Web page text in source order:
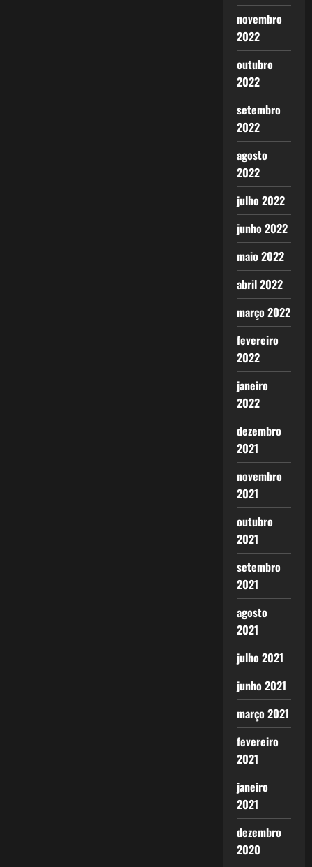
novembro
2022
outubro
2022
setembro
2022
agosto
2022
julho 2022
junho 2022
maio 2022
abril 2022
março 2022
fevereiro
2022
janeiro
2022
dezembro
2021
novembro
2021
outubro
2021
setembro
2021
agosto
2021
julho 2021
junho 2021
março 2021
fevereiro
2021
janeiro
2021
dezembro
2020